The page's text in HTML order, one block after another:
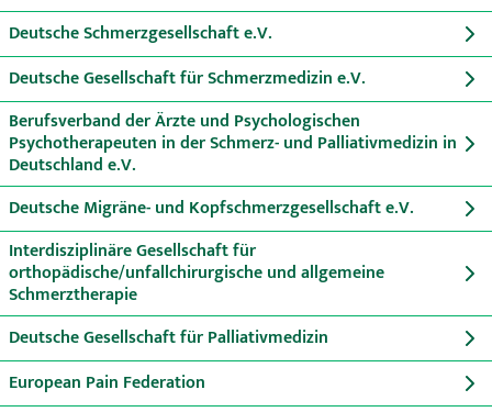
Deutsche Schmerzgesellschaft e.V.
Deutsche Gesellschaft für Schmerzmedizin e.V.
Berufsverband der Ärzte und Psychologischen
Psychotherapeuten in der Schmerz- und Palliativmedizin in
Deutschland e.V.
Deutsche Migräne- und Kopfschmerzgesellschaft e.V.
Interdisziplinäre Gesellschaft für
orthopädische/unfallchirurgische und allgemeine
Schmerztherapie
Deutsche Gesellschaft für Palliativmedizin
European Pain Federation